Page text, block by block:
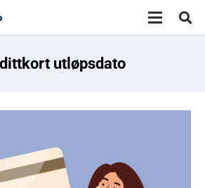
utløpsdato